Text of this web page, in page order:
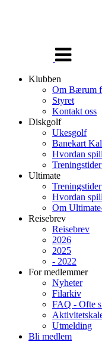
navigasjon
Klubben
Om Bærum
Styret
Kontakt oss
Diskgolf
Ukesgolf
Banekart
Hvordan
Ultimate
Treningstider
Hvordan
Om
Reisebrev
Reisebrev
2026
2025
- 2022
For medlemmer
Nyheter
Filarkiv
FAQ - Ofte
Utmelding
Bli medlem